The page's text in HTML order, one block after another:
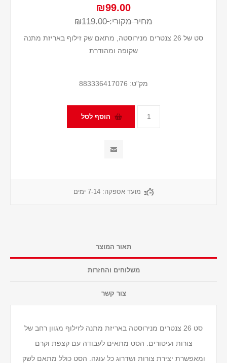
₪99.00
מחיר מקורי: ₪119.00
סט של 26 צנטרים מנירוסטה, מתאם שק זילוף באריזת מתנה
שקופה ומהודרת
מק"ט: 883336417076
מועד אספקה: 7-14 ימים
תאור המוצר
משלוחים והחזרות
צור קשר
סט 26 צנטרים מנירוסטה באריזת מתנה לזילוף מגוון רחב של
צורות ועיטורים. הסט מתאים לעבודה עם קצפת וקרם
ומאפשרת יצירת צורות ושדרוג כל עוגה. הסט כולל מתאם לשק